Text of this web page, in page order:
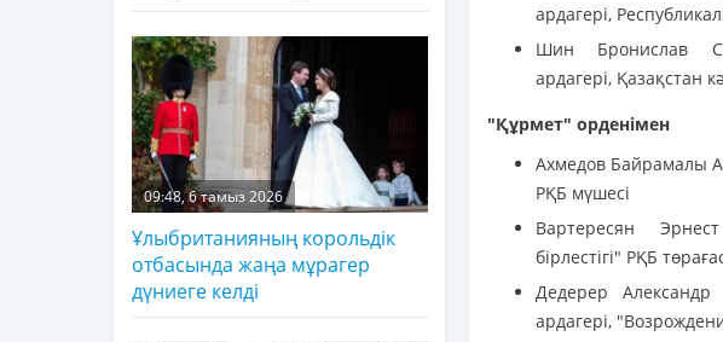
ардагері,
Шин Бронислав
ардагері, Қазақстан
"Құрмет" орденімен
Ахмедов Байрамалы
РҚБ мүшесі
Вартересян
бірлестігі" РҚБ
Дедерер Александр
ардагері,
09:48, 6 тамыз 2026
Ұлыбританияның корольдік
отбасында жаңа мұрагер
дүниеге келді